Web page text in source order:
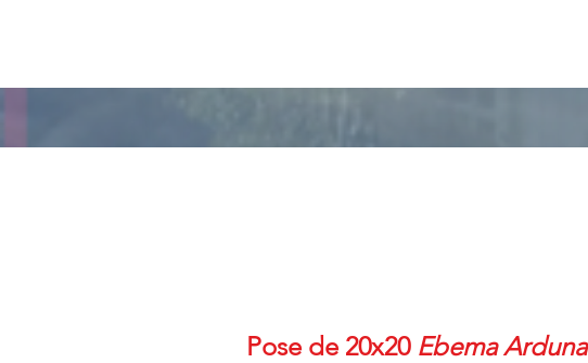
Pose de 20x20 Ebema Arduna